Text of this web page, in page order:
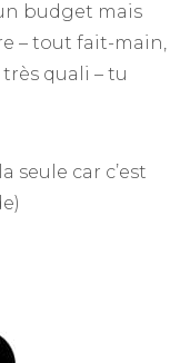
budget mais
– tout fait-main,
quali – tu
seule car c’est